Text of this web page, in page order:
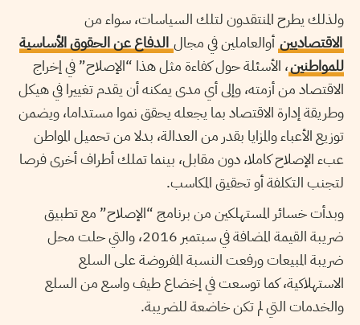
ولذلك يطرح المنتقدون لتلك السياسات، سواء من
الاقتصاديين أوالعاملين في مجال الدفاع عن الحقوق الأساسية
للمواطنين، الأسئلة حول كفاءة مثل هذا “الإصلاح” في إخراج
الاقتصاد من أزمته، وإلى أي مدى يمكنه أن يقدم تغييرا في هيكل
وطريقة إدارة الاقتصاد بما يجعله يحقق نموا مستداما، ويضمن
توزيع الأعباء والمزايا بقدر من العدالة، بدلا من تحميل المواطن
عبء الإصلاح كاملا، دون مقابل، بينما تملك أطراف أخرى فرصا
لتجنب التكلفة أو تحقيق المكاسب.
وبدأت خسائر المستهلكين من برنامج “الإصلاح” مع تطبيق
ضريبة القيمة المضافة في سبتمبر 2016، والتي حلت محل
ضريبة المبيعات ورفعت النسبة المفروضة على السلع
الاستهلاكية، كما توسعت في إخضاع طيف واسع من السلع
والخدمات التي لم تكن خاضعة للضريبة.